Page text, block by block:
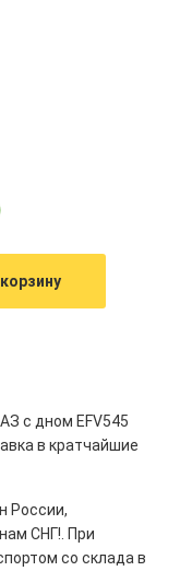
с дном EFV545
в кратчайшие
России,
СНГ!. При
со склада в